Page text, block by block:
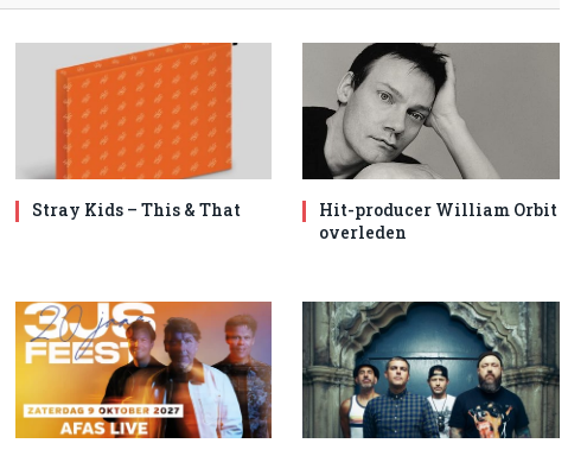
Stray Kids – This & That
Hit-producer William Orbit
overleden